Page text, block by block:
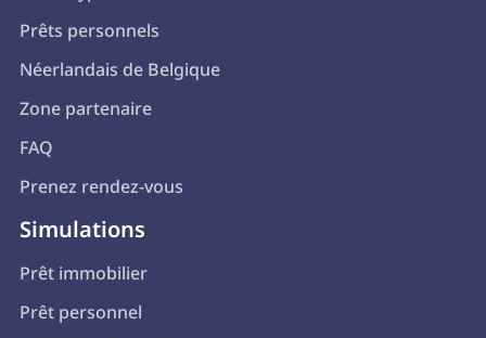
Prêts personnels
Néerlandais de Belgique
Zone partenaire
FAQ
Prenez rendez-vous
Simulations
Prêt immobilier
Prêt personnel